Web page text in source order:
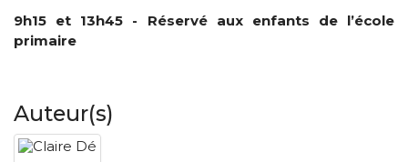
9h15 et 13h45 - Réservé aux enfants de l’école
primaire
Auteur(s)